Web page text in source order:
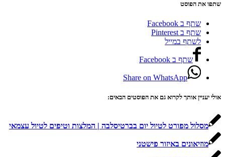
שתפו את הפוסט
שתף ב Facebook
שתף ב Pinterest
לשתף במייל
שתף ב Facebook
Share on WhatsApp
אולי יעניין אותך לקרוא גם את הפוסטים הבאים:
מסלול מפורט לטיול יום בברטיסלבה | המלצות וטיפים לטיול עצמאי
מוזיאונים באיזור פישטני